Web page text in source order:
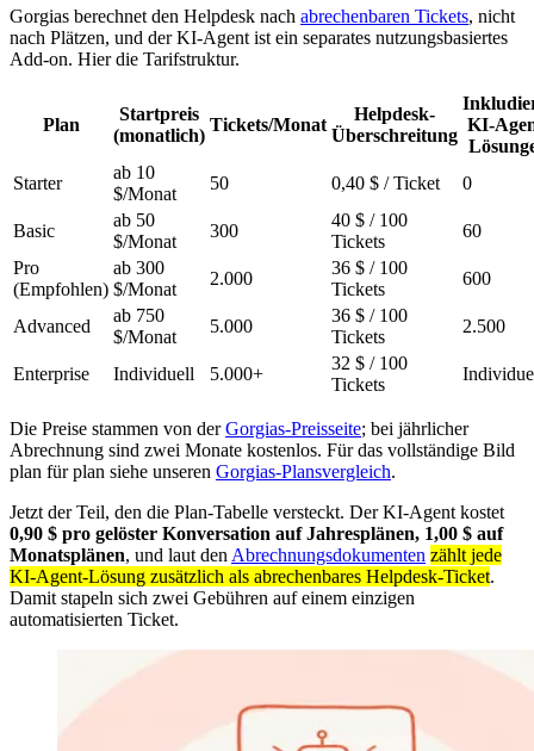
Gorgias berechnet den Helpdesk nach abrechenbaren Tickets, nicht
nach Plätzen, und der KI-Agent ist ein separates nutzungsbasiertes
Add-on. Hier die Tarifstruktur.
Plan
Startpreis
(monatlich)
Tickets/Monat
Helpdesk-
Überschreitung
KI-
Starter
ab 10
$/Monat
50 0,40 $ / Ticket 0
Basic
ab 50
$/Monat
300
40 $ / 100
Tickets
60
Pro
(Empfohlen)
ab 300
$/Monat
2.000
36 $ / 100
Tickets
600
Advanced
ab 750
$/Monat
5.000
36 $ / 100
Tickets
2.500
Enterprise Individuell 5.000+
32 $ / 100
Tickets
Die Preise stammen von derGorgias-Preisseite; bei jährlicher
Abrechnung sind zwei Monate kostenlos. Für das vollständige Bild
plan für plan siehe unseren Gorgias-Plansvergleich.
Jetzt der Teil, den die Plan-Tabelle versteckt. Der KI-Agent kostet
0,90 $ pro gelöster Konversation auf Jahresplänen, 1,00 $ auf
Monatsplänen, und laut denAbrechnungsdokumenten zählt jede
KI-Agent-Lösung zusätzlich als abrechenbares Helpdesk-Ticket.
Damit stapeln sich zwei Gebühren auf einem einzigen
automatisierten Ticket.